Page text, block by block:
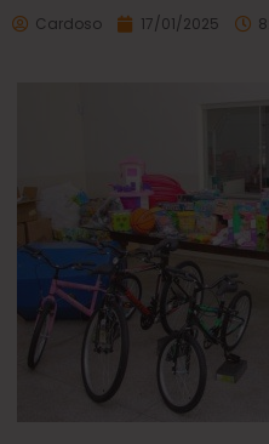
Cardoso 17/01/2025